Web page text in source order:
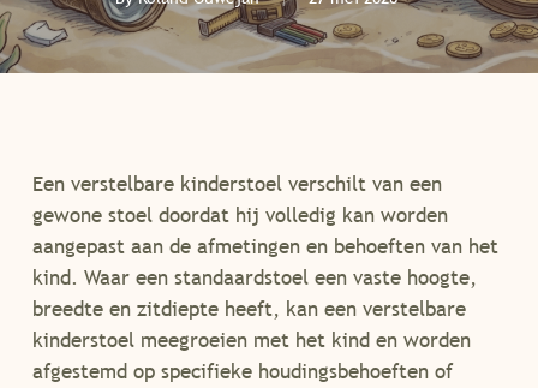
Een verstelbare kinderstoel verschilt van een
gewone stoel doordat hij volledig kan worden
aangepast aan de afmetingen en behoeften van het
kind. Waar een standaardstoel een vaste hoogte,
breedte en zitdiepte heeft, kan een verstelbare
kinderstoel meegroeien met het kind en worden
afgestemd op specifieke houdingsbehoeften of